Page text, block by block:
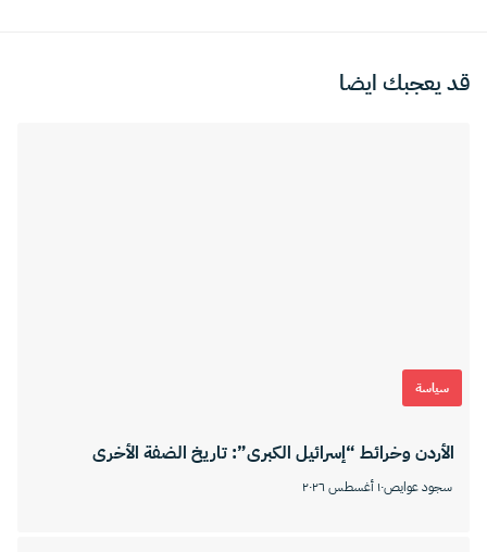
قد يعجبك ايضا
سياسة
الأردن وخرائط “إسرائيل الكبرى”: تاريخ الضفة الأخرى
سجود عوايص١٠ أغسطس ٢٠٢٦